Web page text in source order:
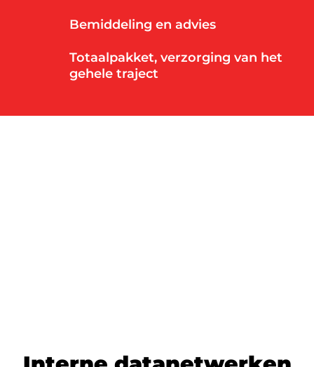
Bemiddeling en advies
Totaalpakket, verzorging van het
gehele traject